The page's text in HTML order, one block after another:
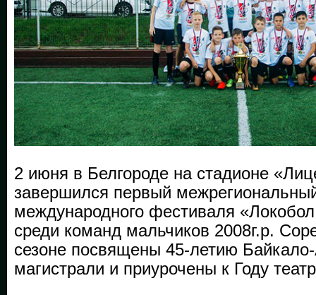
2 июня в Белгороде на стадионе
завершился первый
международного фестиваля
среди команд мальчиков 2008г.р.
сезоне посвящены 45-летию
магистрали и приурочены к Году